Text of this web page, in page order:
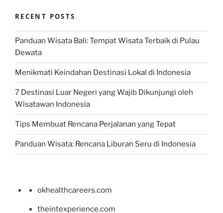
RECENT POSTS
Panduan Wisata Bali: Tempat Wisata Terbaik di Pulau
Dewata
Menikmati Keindahan Destinasi Lokal di Indonesia
7 Destinasi Luar Negeri yang Wajib Dikunjungi oleh
Wisatawan Indonesia
Tips Membuat Rencana Perjalanan yang Tepat
Panduan Wisata: Rencana Liburan Seru di Indonesia
okhealthcareers.com
theintexperience.com